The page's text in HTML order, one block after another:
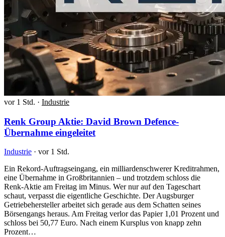
vor 1 Std. · Industrie
Renk Group Aktie: David Brown Defence-
Übernahme eingeleitet
Industrie · vor 1 Std.
Ein Rekord-Auftragseingang, ein milliardenschwerer Kreditrahmen,
eine Übernahme in Großbritannien – und trotzdem schloss die
Renk-Aktie am Freitag im Minus. Wer nur auf den Tageschart
schaut, verpasst die eigentliche Geschichte. Der Augsburger
Getriebehersteller arbeitet sich gerade aus dem Schatten seines
Börsengangs heraus. Am Freitag verlor das Papier 1,01 Prozent und
schloss bei 50,77 Euro. Nach einem Kursplus von knapp zehn
Prozent…